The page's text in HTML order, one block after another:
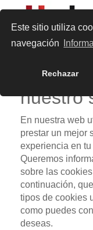
Este sitio utiliza
navegación
Rechazar
Política
nuestro
En nuestra web
prestar un mejor
experiencia en
Queremos
sobre las
continuación,
tipos de cookies
como puedes
deseas.